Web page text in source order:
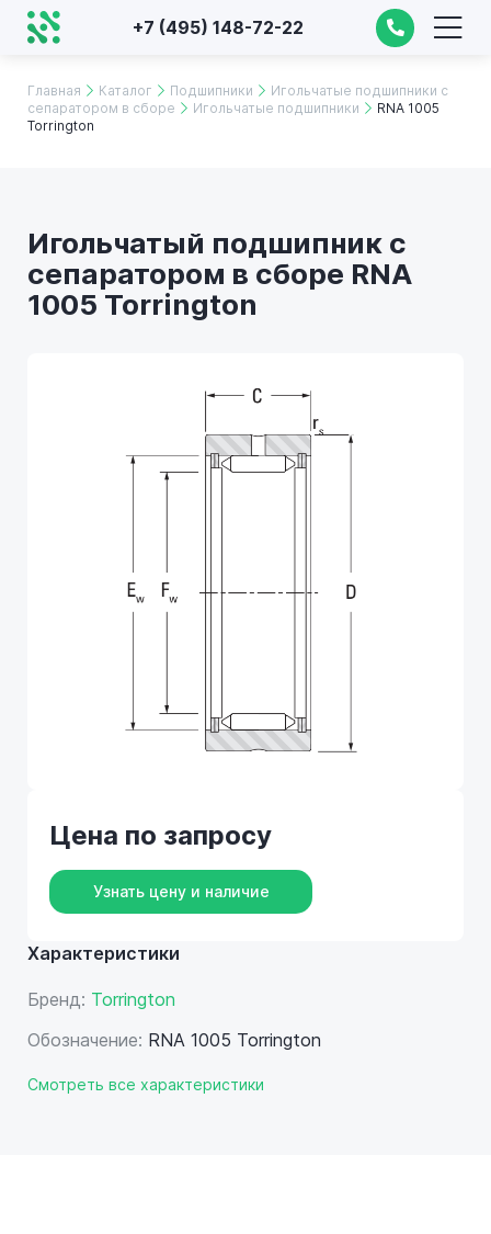
+7 (495) 148-72-22
Главная Каталог Подшипники
Игольчатые подшипники с
сепаратором в сборе
Игольчатые подшипники
RNA 1005
Torrington
Игольчатый подшипник с
сепаратором в сборе RNA
1005 Torrington
Характеристики
Бренд: Torrington
Обозначение: RNA 1005 Torrington
Смотреть все характеристики
Цена по запросу
Узнать цену и наличие